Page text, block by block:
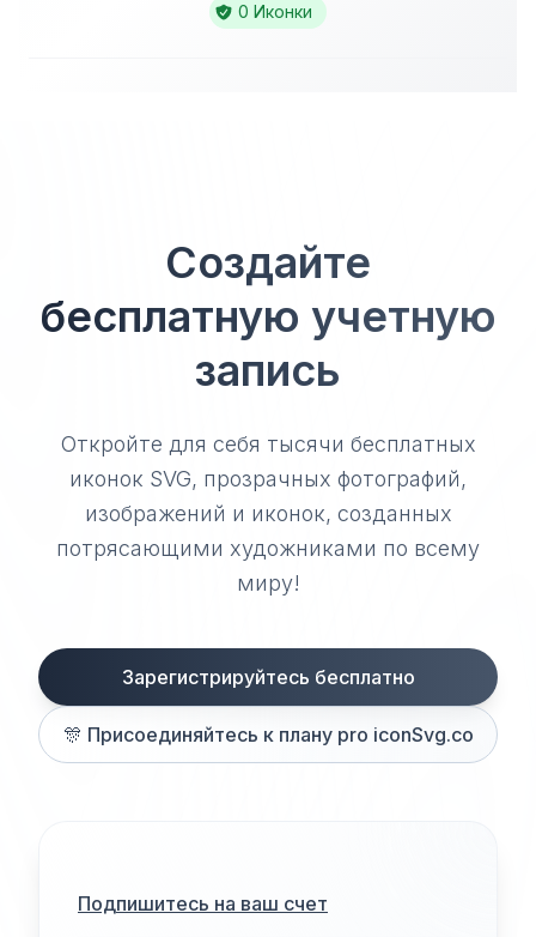
0 Иконки
Создайте
бесплатную учетную
запись
Откройте для себя тысячи бесплатных
иконок SVG, прозрачных фотографий,
изображений и иконок, созданных
потрясающими художниками по всему
миру!
Зарегистрируйтесь бесплатно
🎊 Присоединяйтесь к плану pro iconSvg.co
Подпишитесь на ваш счет